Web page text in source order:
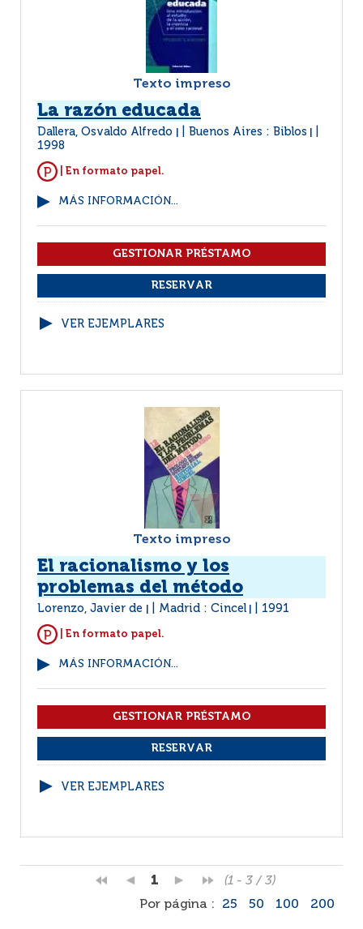
Texto impreso
La razón educada
Dallera, Osvaldo Alfredo Buenos Aires : Biblos
1998
| En formato papel.
MÁS INFORMACIÓN...
VER EJEMPLARES
Texto impreso
El racionalismo y los
problemas del método
Lorenzo, Javier de Madrid : Cincel 1991
| En formato papel.
MÁS INFORMACIÓN...
VER EJEMPLARES
1
(1 - 3 / 3)
Por página :
25 50 100 200